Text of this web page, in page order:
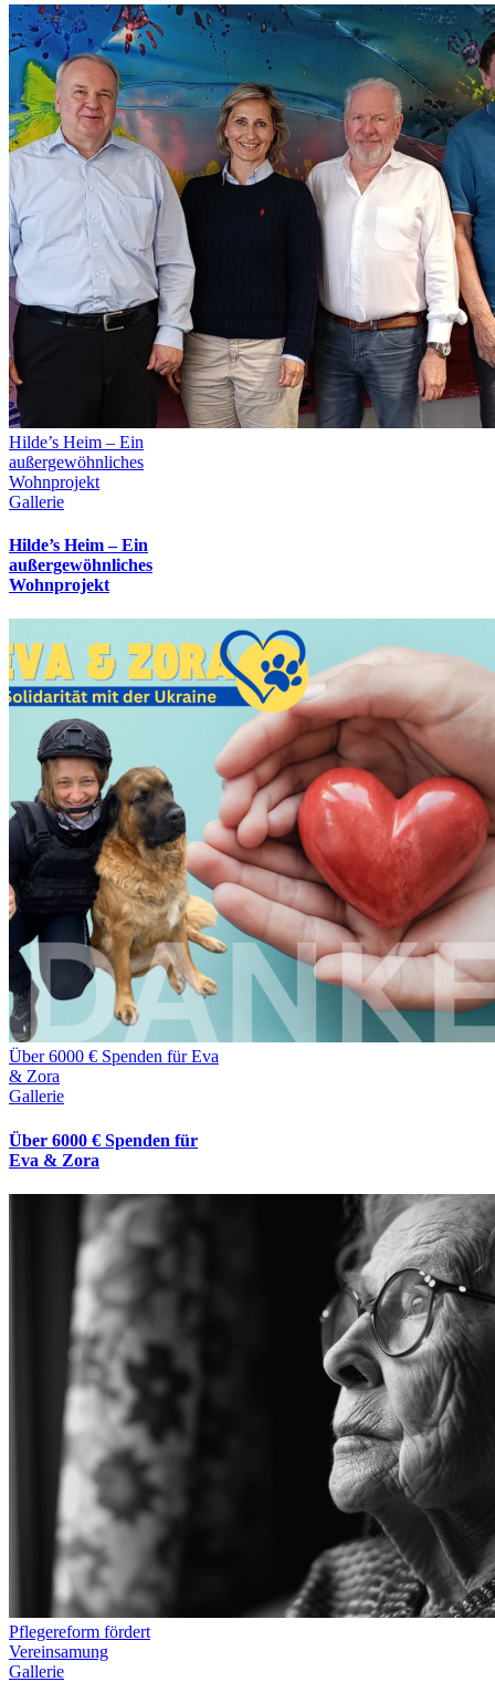
Hilde’s Heim – Ein
außergewöhnliches
Wohnprojekt
Gallerie
Hilde’s Heim – Ein
außergewöhnliches
Wohnprojekt
Über 6000 € Spenden für Eva
& Zora
Gallerie
Über 6000 € Spenden für
Eva & Zora
Pflegereform fördert
Vereinsamung
Gallerie